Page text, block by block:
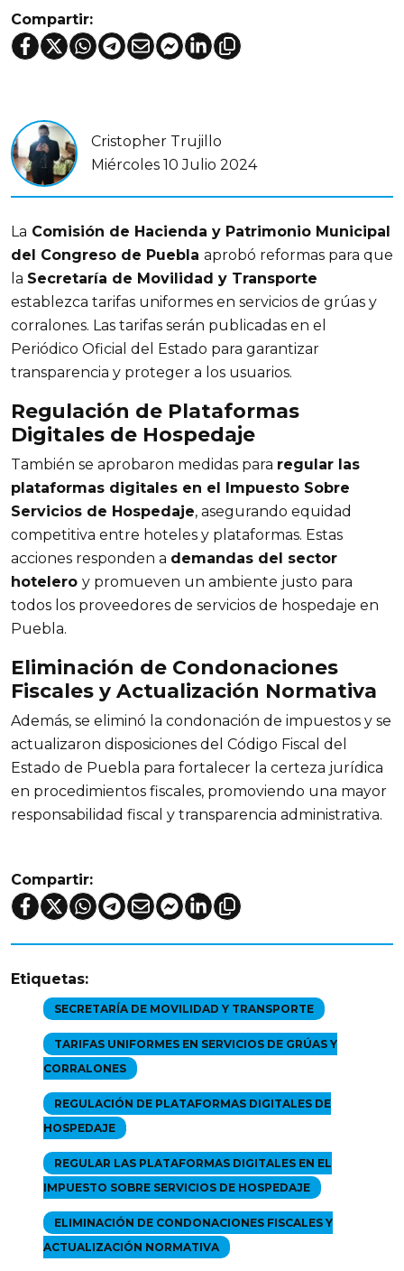
Compartir:
Cristopher Trujillo
Miércoles 10 Julio 2024
La Comisión de Hacienda y Patrimonio Municipal
del Congreso de Puebla aprobó reformas para que
la Secretaría de Movilidad y Transporte
establezca tarifas uniformes en servicios de grúas y
corralones. Las tarifas serán publicadas en el
Periódico Oficial del Estado para garantizar
transparencia y proteger a los usuarios.
Regulación de Plataformas
Digitales de Hospedaje
También se aprobaron medidas para regular las
plataformas digitales en el Impuesto Sobre
Servicios de Hospedaje, asegurando equidad
competitiva entre hoteles y plataformas. Estas
acciones responden a demandas del sector
hotelero y promueven un ambiente justo para
todos los proveedores de servicios de hospedaje en
Puebla.
Eliminación de Condonaciones
Fiscales y Actualización Normativa
Además, se eliminó la condonación de impuestos y se
actualizaron disposiciones del Código Fiscal del
Estado de Puebla para fortalecer la certeza jurídica
en procedimientos fiscales, promoviendo una mayor
responsabilidad fiscal y transparencia administrativa.
Compartir:
Etiquetas:
SECRETARÍA DE MOVILIDAD Y TRANSPORTE
TARIFAS UNIFORMES EN SERVICIOS DE GRÚAS Y
CORRALONES
REGULACIÓN DE PLATAFORMAS DIGITALES DE
HOSPEDAJE
REGULAR LAS PLATAFORMAS DIGITALES EN EL
IMPUESTO SOBRE SERVICIOS DE HOSPEDAJE
ELIMINACIÓN DE CONDONACIONES FISCALES Y
ACTUALIZACIÓN NORMATIVA